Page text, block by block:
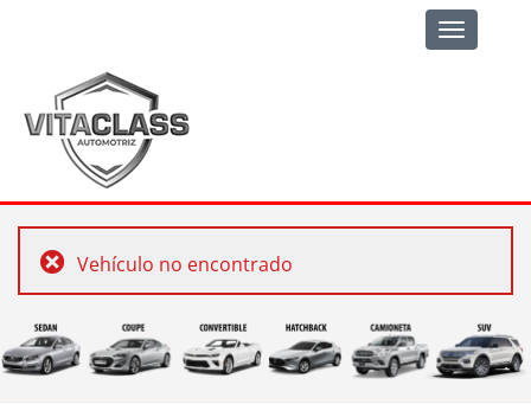
Toggle
navigation
Vehículo no encontrado